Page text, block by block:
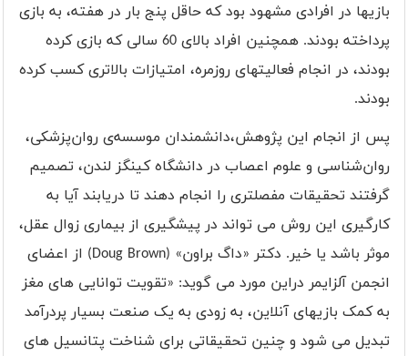
بازیها در افرادی مشهود بود که حاقل پنج بار در هفته، به بازی
پرداخته بودند. همچنین افراد بالای 60 سالی که بازی کرده
بودند، در انجام فعالیتهای روزمره، امتیازات بالاتری کسب کرده
بودند.
پس از انجام این پژوهش،دانشمندان موسسه‌ی روان‌پزشکی،
روان‌شناسی و علوم اعصاب در دانشگاه کینگز لندن، تصمیم
گرفتند تحقیقات مفصلتری را انجام دهند تا دریابند آیا به
کارگیری این روش می تواند در پیشگیری از بیماری زوال عقل،
موثر باشد یا خیر. دکتر «داگ براون» (Doug Brown) از اعضای
انجمن آلزایمر دراین مورد می گوید: «تقویت توانایی های مغز
به کمک بازیهای آنلاین، به زودی به یک صنعت بسیار پردرآمد
تبدیل می شود و چنین تحقیقاتی برای شناخت پتانسیل های